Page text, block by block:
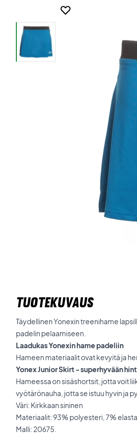
TUOTEKUVAUS
Täydellinen Yonexin treenihame
padelin pelaamiseen.
Laadukas Yonexin hame padeliin
Hameen materiaalit ovat kevyitä ja
Yonex Junior Skirt - superhyvään
Hameessa on sisäshortsit, jotta voit
vyötärönauha, jotta se istuu hyvin ja
Väri: Kirkkaan sininen
Materiaalit: 93% polyesteri, 7%
Malli: 20675.